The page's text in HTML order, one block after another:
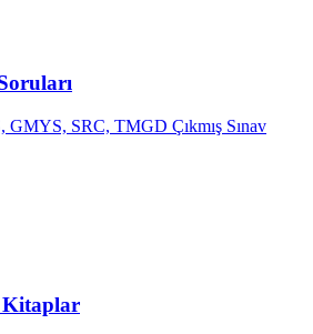
SRC, TMGD Çıkmış Sınav
Kitaplar